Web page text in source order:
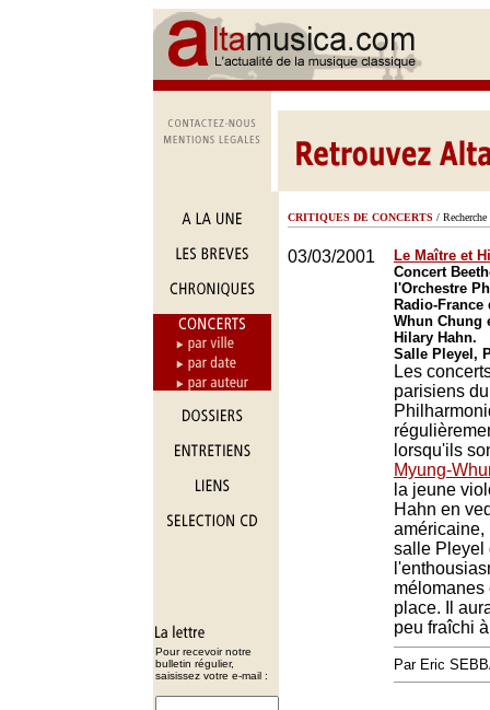
Pour recevoir notre
bulletin régulier,
saisissez votre e-mail :
CRITIQUES DE CONCERTS / Recherche
03/03/2001
Le Maître et
Concert
l'Orchestre
Radio-
Whun Chung
Hilary Hahn.
Salle Pleyel,
Les
parisiens du
lorsqu'ils
Myung-
la jeune
Hahn en
américaine,
salle Pleyel
mélomanes
place. Il
peu fraîchi
Par Eric